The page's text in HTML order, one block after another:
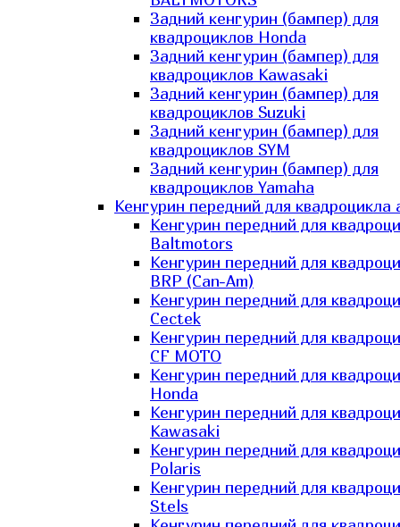
Задний кенгурин (бампер) для
квадроциклов Honda
Задний кенгурин (бампер) для
квадроциклов Kawasaki
Задний кенгурин (бампер) для
квадроциклов Suzuki
Задний кенгурин (бампер) для
квадроциклов SYM
Задний кенгурин (бампер) для
квадроциклов Yamaha
Кенгурин передний для квадроцикла
Кенгурин передний для
Baltmotors
Кенгурин передний для
BRP (Can-Am)
Кенгурин передний для
Cectek
Кенгурин передний для
CF MOTO
Кенгурин передний для
Honda
Кенгурин передний для
Kawasaki
Кенгурин передний для
Polaris
Кенгурин передний для
Stels